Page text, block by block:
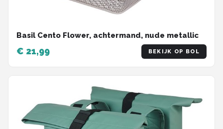
Basil Cento Flower, achtermand, nude metallic
€ 21,99 BEKIJK OP BOL